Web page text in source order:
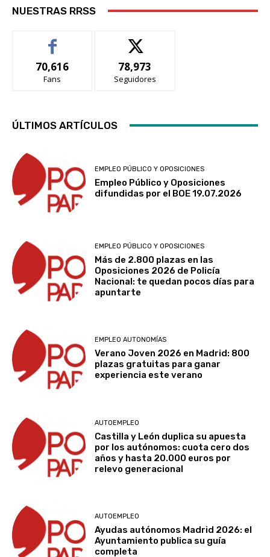
NUESTRAS RRSS
70,616
Fans
78,973
Seguidores
ÚLTIMOS ARTÍCULOS
EMPLEO PÚBLICO Y OPOSICIONES
Empleo Público y Oposiciones
difundidas por el BOE 19.07.2026
EMPLEO PÚBLICO Y OPOSICIONES
Más de 2.800 plazas en las
Oposiciones 2026 de Policía
Nacional: te quedan pocos días para
apuntarte
EMPLEO AUTONOMÍAS
Verano Joven 2026 en Madrid: 800
plazas gratuitas para ganar
experiencia este verano
AUTOEMPLEO
Castilla y León duplica su apuesta
por los autónomos: cuota cero dos
años y hasta 20.000 euros por
relevo generacional
AUTOEMPLEO
Ayudas autónomos Madrid 2026: el
Ayuntamiento publica su guía
completa